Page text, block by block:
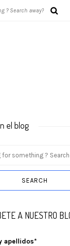
el blog
A NUESTRO
apellidos*